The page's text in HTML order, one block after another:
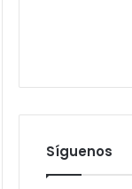
Síguenos